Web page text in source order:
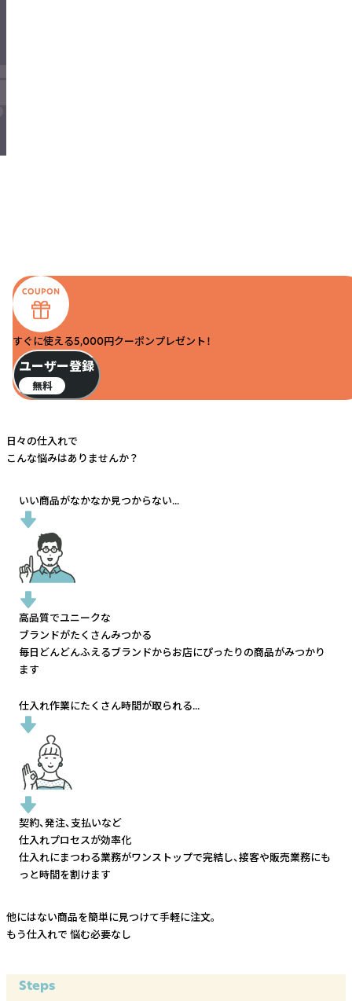
すぐに使える5,000円クーポンプレゼント！
ユーザー登録
無料
日々の仕入れで
こんな悩みはありませんか？
いい商品がなかなか見つからない...
高品質でユニークな
ブランドがたくさんみつかる
毎日どんどんふえるブランドからお店にぴったりの商品がみつかり
ます
仕入れ作業にたくさん時間が取られる...
契約、発注、支払いなど
仕入れプロセスが効率化
仕入れにまつわる業務がワンストップで完結し、接客や販売業務にも
っと時間を割けます
他にはない商品を簡単に見つけて手軽に注文。
もう仕入れで 悩む必要なし
Steps